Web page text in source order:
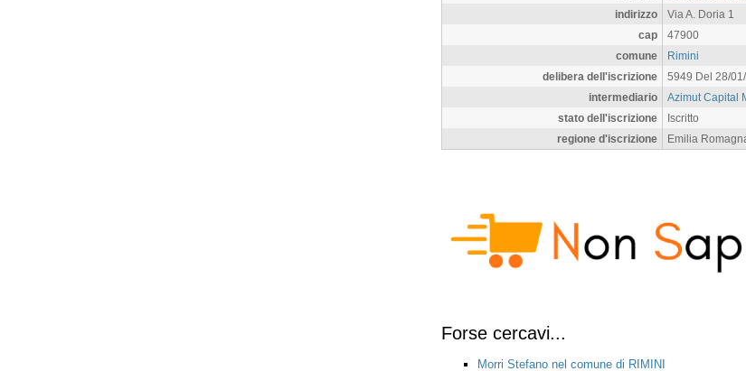
indirizzo
Via A. Doria 1
cap
47900
comune
Rimini
delibera dell'iscrizione
5949 Del 28/
intermediario
Azimut Capital
stato dell'iscrizione
Iscritto
regione d'iscrizione
Emilia
Forse cercavi...
Morri Stefano nel comune di RIMINI